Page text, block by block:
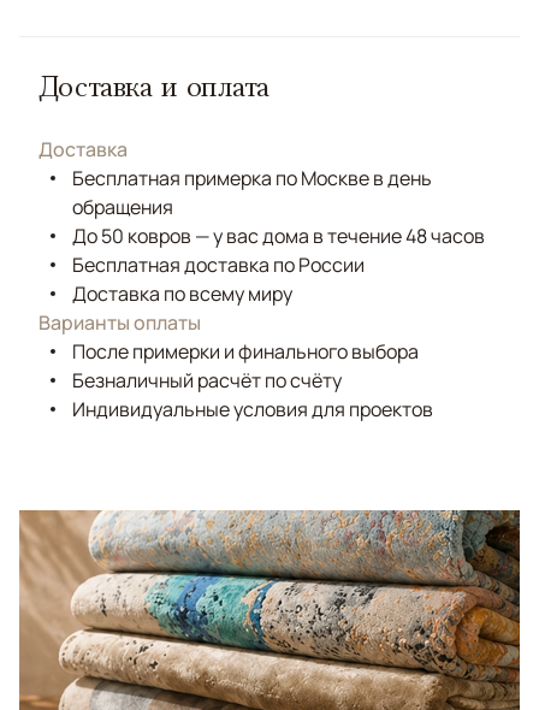
Доставка и оплата
Доставка
Бесплатная примерка по Москве в день
обращения
До 50 ковров — у вас дома в течение 48 часов
Бесплатная доставка по России
Доставка по всему миру
Варианты оплаты
После примерки и финального выбора
Безналичный расчёт по счёту
Индивидуальные условия для проектов